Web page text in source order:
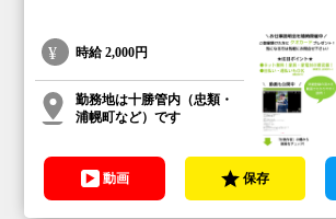
時給2,000円
勤務地は十勝管内（忠類・
浦幌町など）です
動画 保存